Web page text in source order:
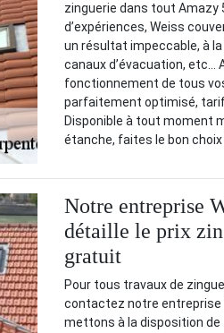
zinguerie dans tout Amazy
d’expériences, Weiss
un résultat impeccable, à
canaux d’évacuation, etc…
fonctionnement de tous
parfaitement optimisé,
Disponible à tout moment
étanche, faites le bon choix
Notre entreprise
détaille le prix
gratuit
Pour tous travaux de
contactez notre entreprise
mettons à la disposition